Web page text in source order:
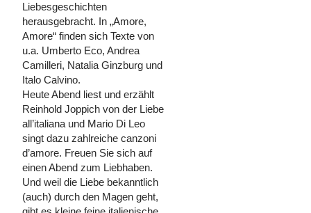
Liebesgeschichten
herausgebracht. In „Amore,
Amore“ finden sich Texte von
u.a. Umberto Eco, Andrea
Camilleri, Natalia Ginzburg und
Italo Calvino.
Heute Abend liest und erzählt
Reinhold Joppich von der Liebe
all’italiana und Mario Di Leo
singt dazu zahlreiche canzoni
d’amore. Freuen Sie sich auf
einen Abend zum Liebhaben.
Und weil die Liebe bekanntlich
(auch) durch den Magen geht,